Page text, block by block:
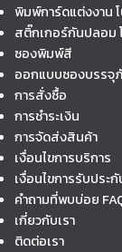
พิมพ์การ์ดแต่งงาน
สติ๊กเกอร์กันปลอม
ซองพิมพ์สี
ออกแบบซองบรร
การสั่งซื้อ
การชำระเงิน
การจัดส่งสินค้า
เงื่อนไขการบริการ
เงื่อนไขการรับประกั
คำถามที่พบบ่อย
เกี่ยวกับเรา
ติดต่อเรา